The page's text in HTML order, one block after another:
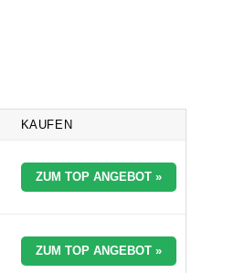
KAUFEN
ZUM TOP ANGEBOT »
ZUM TOP ANGEBOT »